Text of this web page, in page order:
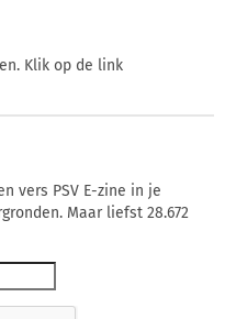
Klik op de link
vers PSV E-zine in je
Maar liefst 28.672